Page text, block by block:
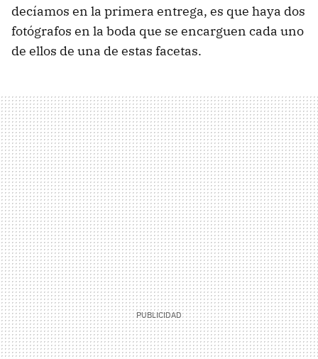
decíamos en la primera entrega, es que haya dos
fotógrafos en la boda que se encarguen cada uno
de ellos de una de estas facetas.